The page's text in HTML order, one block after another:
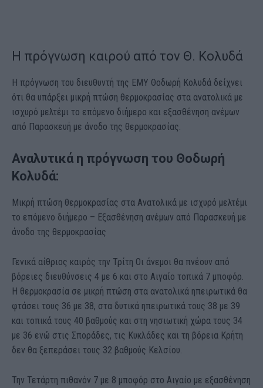
Η πρόγνωση καιρού από τον Θ. Κολυδά
Η πρόγνωση του διευθυντή της ΕΜΥ Θοδωρή Κολυδά δείχνει
ότι θα υπάρξει μικρή πτώση θερμοκρασίας στα ανατολικά με
ισχυρό μελτέμι το επόμενο διήμερο και εξασθένηση ανέμων
από Παρασκευή με άνοδο της θερμοκρασίας.
Αναλυτικά η πρόγνωση του Θοδωρή
Κολυδά:
Μικρή πτώση θερμοκρασίας στα Ανατολικά με ισχυρό μελτέμι
το επόμενο διήμερο – Εξασθένηση ανέμων από Παρασκευή με
άνοδο της θερμοκρασίας
Γενικά αίθριος καιρός την Τρίτη Οι άνεμοι θα πνέουν από
βόρειες διευθύνσεις 4 με 6 και στο Αιγαίο τοπικά 7 μποφόρ.
Η θερμοκρασία σε μικρή πτώση στα ανατολικά ηπειρωτικά θα
φτάσει τους 36 με 38, στα δυτικά ηπειρωτικά τους 38 με 39
και τοπικά τους 40 βαθμούς και στη νησιωτική χώρα τους 34
με 36 ενώ στις Σποράδες, τις Κυκλάδες και τη βόρεια Κρήτη
δεν θα ξεπεράσει τους 32 βαθμούς Κελσίου.
Την Τετάρτη πιθανόν 7 με 8 μποφόρ στο Αιγαίο με εξασθένηση